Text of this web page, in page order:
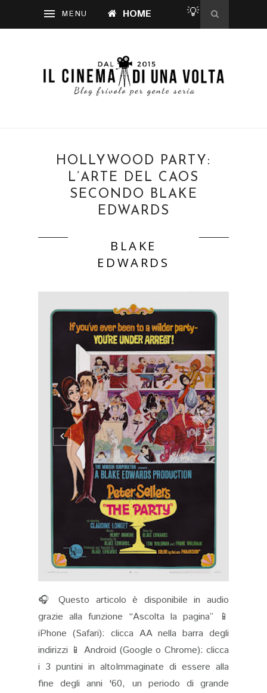
HOME 💡
HOLLYWOOD PARTY:
L’ARTE DEL CAOS
SECONDO BLAKE
EDWARDS
BLAKE
EDWARDS
🎧 Questo articolo è disponibile in audio
grazie alla funzione “Ascolta la pagina” 📱
iPhone (Safari): clicca AA nella barra degli
indirizzi 📱 Android (Google o Chrome): clicca
i 3 puntini in altoImmaginate di essere alla
fine degli anni '60, un periodo di grande